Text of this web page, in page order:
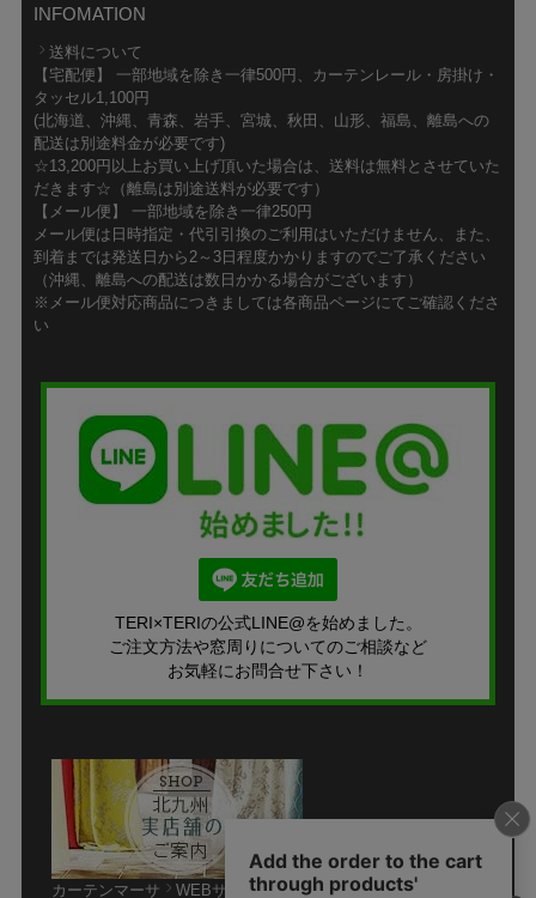
INFOMATION
送料について
【宅配便】 一部地域を除き一律500円、カーテンレール・房掛け・
タッセル1,100円
(北海道、沖縄、青森、岩手、宮城、秋田、山形、福島、離島への
配送は別途料金が必要です)
☆13,200円以上お買い上げ頂いた場合は、送料は無料とさせていた
だきます☆（離島は別途送料が必要です）
【メール便】 一部地域を除き一律250円
メール便は日時指定・代引引換のご利用はいただけません、また、
到着までは発送日から2～3日程度かかりますのでご了承ください
（沖縄、離島への配送は数日かかる場合がございます）
※メール便対応商品につきましては各商品ページにてご確認くださ
い
TERI×TERIの公式LINE@を始めました。
ご注文方法や窓周りについてのご相談など
お気軽にお問合せ下さい！
カーテンマーサ WEBサイト